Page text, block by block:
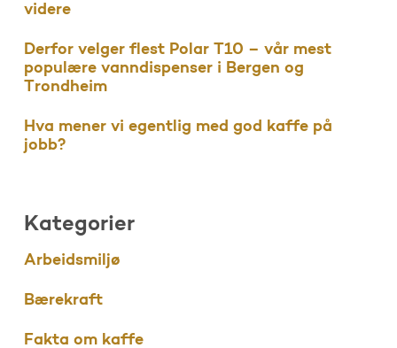
videre
Derfor velger flest Polar T10 – vår mest
populære vanndispenser i Bergen og
Trondheim
Hva mener vi egentlig med god kaffe på
jobb?
Kategorier
Arbeidsmiljø
Bærekraft
Fakta om kaffe